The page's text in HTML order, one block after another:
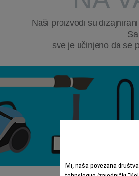
Naši proizvodi su
sve je učinjeno da se
Mi, naša povezana